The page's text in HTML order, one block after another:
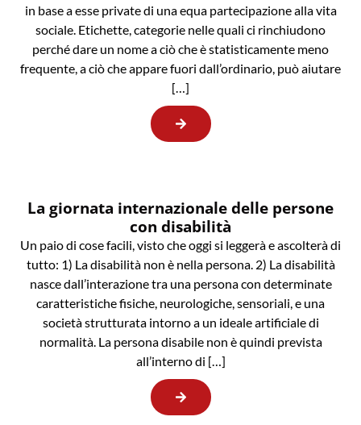
in base a esse private di una equa partecipazione alla vita
sociale. Etichette, categorie nelle quali ci rinchiudono
perché dare un nome a ciò che è statisticamente meno
frequente, a ciò che appare fuori dall’ordinario, può aiutare
[…]
La giornata internazionale delle persone
con disabilità
Un paio di cose facili, visto che oggi si leggerà e ascolterà di
tutto: 1) La disabilità non è nella persona. 2) La disabilità
nasce dall’interazione tra una persona con determinate
caratteristiche fisiche, neurologiche, sensoriali, e una
società strutturata intorno a un ideale artificiale di
normalità. La persona disabile non è quindi prevista
all’interno di […]